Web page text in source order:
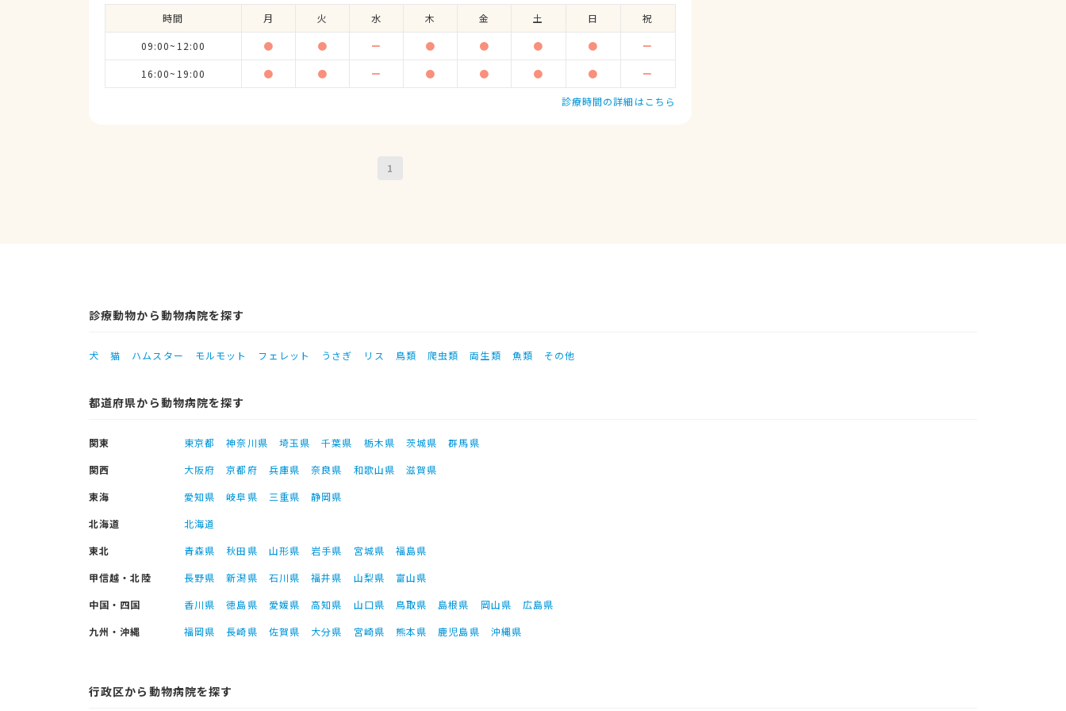
時間 月 火 水 木 金 土 日 祝
09:00~12:00 ● ● ー ● ● ● ● ー
16:00~19:00 ● ● ー ● ● ● ● ー
診療時間の詳細はこちら
1
診療動物から動物病院を探す
犬 猫 ハムスター モルモット フェレット うさぎ リス 鳥類 爬虫類 両生類 魚類 その他
都道府県から動物病院を探す
関東 東京都 神奈川県 埼玉県 千葉県 栃木県 茨城県
群馬県
関西
大阪府 京都府 兵庫県 奈良県 和歌山県
滋賀県
東海
愛知県 岐阜県 三重県
静岡県
北海道
北海道
東北
青森県 秋田県 山形県 岩手県 宮城県
福島県
甲信越・北陸
長野県 新潟県 石川県 福井県 山梨県
富山県
中国・四国
香川県 徳島県 愛媛県 高知県 山口県 鳥取県 島根県 岡山県
広島県
九州・沖縄
福岡県 長崎県 佐賀県 大分県 宮崎県 熊本県 鹿児島県 沖縄県
行政区から動物病院を探す